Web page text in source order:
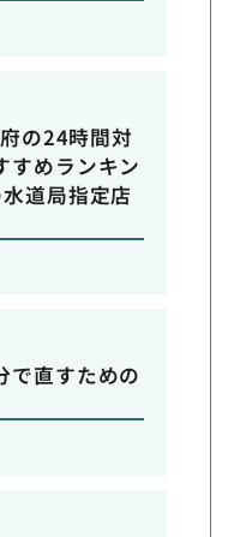
の24時間対
すめランキン
道局指定店
で直すための